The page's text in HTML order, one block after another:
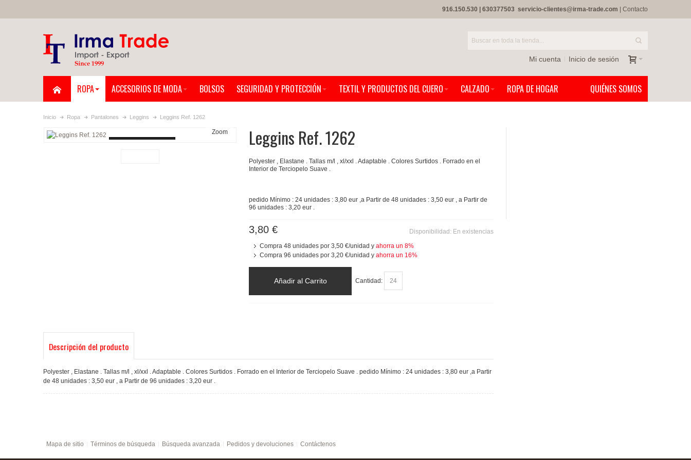
916.150.530 630377503 servicio-clientes@irma-trade.com Contacto
Mi cuenta Inicio de sesión
ROPA ACCESORIOS DE MODA BOLSOS SEGURIDAD Y PROTECCIÓN TEXTIL Y PRODUCTOS DEL CUERO CALZADO ROPA DE HOGAR QUIÉNES SOMOS
Inicio Ropa Pantalones Leggins Leggins Ref. 1262
Zoom Leggins Ref. 1262
Polyester , Elastane . Tallas m/l , xl/xxl . Adaptable . Colores Surtidos . Forrado en el
Interior de Terciopelo Suave .
pedido Mínimo : 24 unidades : 3,80 eur ,a Partir de 48 unidades : 3,50 eur , a Partir de
96 unidades : 3,20 eur .
Disponibilidad: En existencias
3,80 €
Compra 48 unidades por 3,50 €/unidad y ahorra un 8%
Compra 96 unidades por 3,20 €/unidad y ahorra un 16%
Cantidad:
Añadir al Carrito
Descripción del producto
Polyester , Elastane . Tallas m/l , xl/xxl . Adaptable . Colores Surtidos . Forrado en el Interior de Terciopelo Suave . pedido Mínimo : 24 unidades : 3,80 eur ,a Partir
de 48 unidades : 3,50 eur , a Partir de 96 unidades : 3,20 eur .
Mapa de sitio Términos de búsqueda Búsqueda avanzada Pedidos y devoluciones Contáctenos